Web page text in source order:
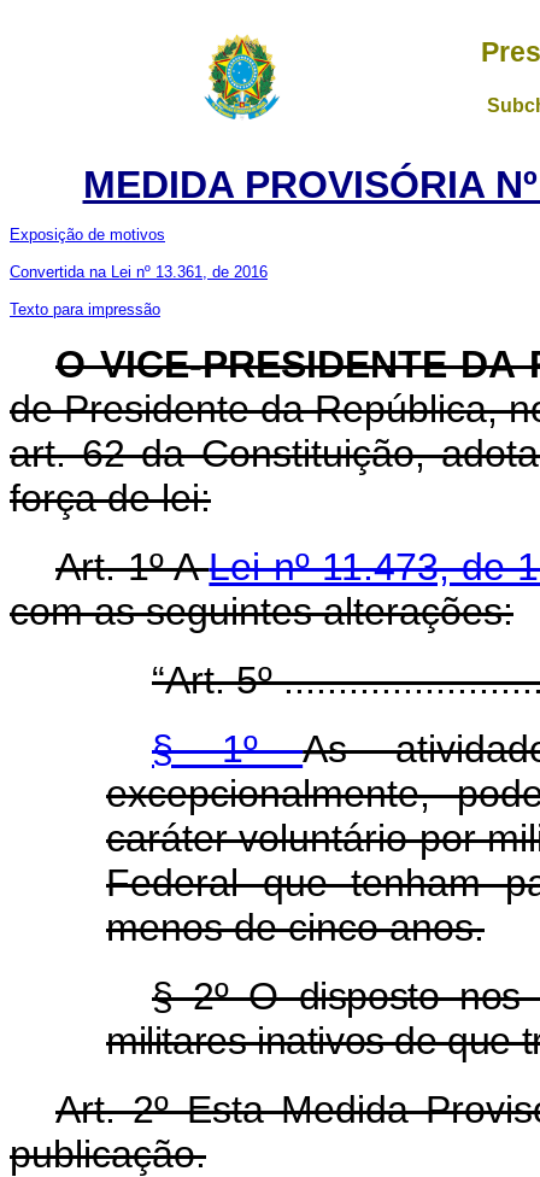
MEDIDA PROVISÓRIA
Exposição de motivos
Convertida na Lei nº 13.361, de 2016
Texto para impressão
O VICE-PRESIDENTE
de Presidente da República,
art. 62 da Constituição,
força de lei:
Art. 1º ALei nº 11.473, de
com as seguintes alterações:
“Art. 5º
§ 1ºAs
excepcionalmente,
caráter voluntário por
Federal que tenham
menos de cinco anos.
§ 2º O disposto nos
militares inativos de que
Art. 2º Esta Medida
publicação.